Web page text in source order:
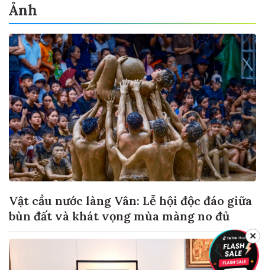
Ảnh
Vật cầu nước làng Vân: Lễ hội độc đáo giữa
bùn đất và khát vọng mùa màng no đủ
✕